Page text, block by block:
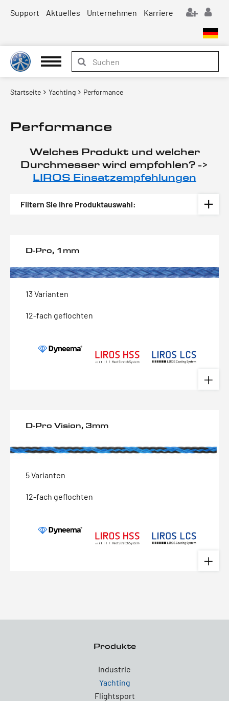
Support Aktuelles Unternehmen Karriere
Startseite Yachting Performance
Performance
Welches Produkt und welcher
Durchmesser wird empfohlen? ->
LIROS Einsatzempfehlungen
Filtern Sie Ihre Produktauswahl:
D-Pro, 1mm
13 Varianten
12-fach geflochten
D-Pro Vision, 3mm
5 Varianten
12-fach geflochten
Produkte
Industrie
Yachting
Flightsport